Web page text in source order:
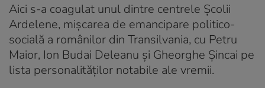
Aici s-a coagulat unul dintre centrele Școlii
Ardelene, mișcarea de emancipare politico-
socială a românilor din Transilvania, cu Petru
Maior, Ion Budai Deleanu și Gheorghe Șincai pe
lista personalităților notabile ale vremii.